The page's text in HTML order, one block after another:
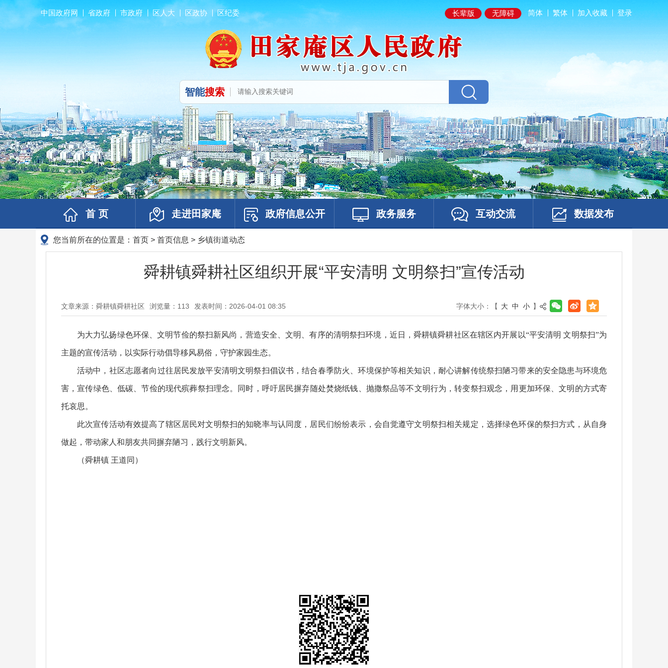
中国政府网 省政府 市政府 区人大 区政协 区纪委 长辈版 无障碍 简体 繁体 加入收藏 登录
智能搜索
首 页 走进田家庵 政府信息公开 政务服务 互动交流 数据发布
您当前所在的位置是： 首页 > 首页信息 > 乡镇街道动态
舜耕镇舜耕社区组织开展“平安清明 文明祭扫”宣传活动
文章来源：舜耕镇舜耕社区 浏览量： 113 发表时间：2026-04-01 08:35 字体大小：【 大 中 小 】
为大力弘扬绿色环保、文明节俭的祭扫新风尚，营造安全、文明、有序的清明祭扫环境，近日，舜耕镇舜耕社区在辖区内开展以“平安清明 文明祭扫”为
主题的宣传活动，以实际行动倡导移风易俗，守护家园生态。
活动中，社区志愿者向过往居民发放平安清明文明祭扫倡议书，结合春季防火、环境保护等相关知识，耐心讲解传统祭扫陋习带来的安全隐患与环境危
害，宣传绿色、低碳、节俭的现代殡葬祭扫理念。同时，呼吁居民摒弃随处焚烧纸钱、抛撒祭品等不文明行为，转变祭扫观念，用更加环保、文明的方式寄
托哀思。
此次宣传活动有效提高了辖区居民对文明祭扫的知晓率与认同度，居民们纷纷表示，会自觉遵守文明祭扫相关规定，选择绿色环保的祭扫方式，从自身
做起，带动家人和朋友共同摒弃陋习，践行文明新风。
（舜耕镇 王道同）